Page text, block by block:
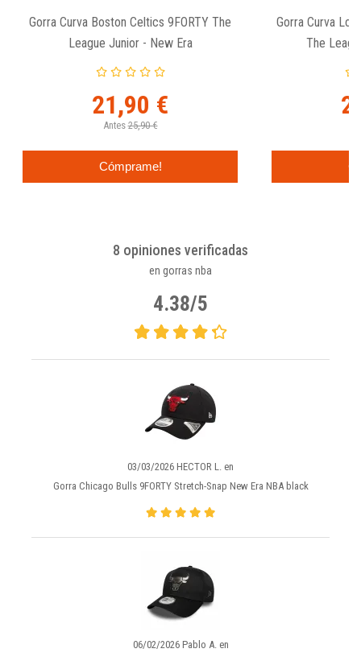
Gorra Curva Boston Celtics 9FORTY The
League Junior - New Era
21,90 €
Antes 25,90 €
Cómprame!
Gorra Curva
The
8 opiniones verificadas
en gorras nba
4.38/5
03/03/2026 HECTOR L. en
Gorra Chicago Bulls 9FORTY Stretch-Snap New Era NBA black
06/02/2026 Pablo A. en